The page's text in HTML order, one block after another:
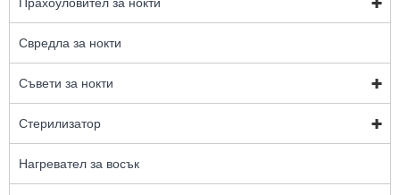
Свредла за нокти
Съвети за нокти
Стерилизатор
Нагревател за восък